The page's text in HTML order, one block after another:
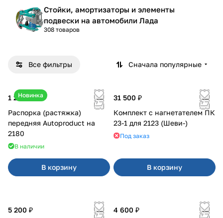
Стойки, амортизаторы и элементы
подвески на автомобили Лада
308 товаров
Все фильтры Сначала популярные
Новинка
1 250 ₽
Распорка (растяжка)
передняя Autoproduct на
2180
В наличии
В корзину
31 500 ₽
Комплект с нагнетателем ПК
23-1 для 2123 (Шеви-)
Под заказ
В корзину
5 200 ₽
4 600 ₽